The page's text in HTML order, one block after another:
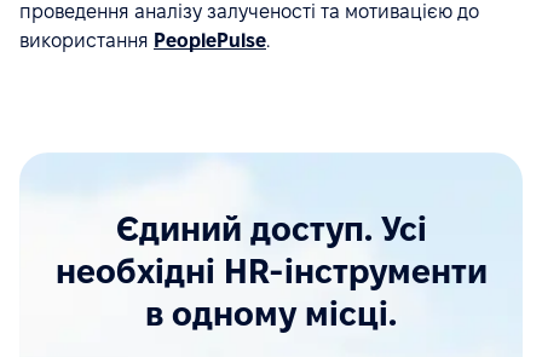
проведення аналізу залученості та мотивацією до
використання PeoplePulse.
Єдиний доступ. Усі
необхідні HR-інструменти
в одному місці.